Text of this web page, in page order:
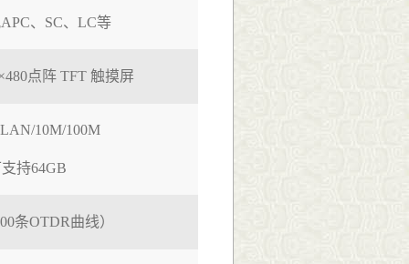
、SC、LC等
点阵 TFT 触摸屏
10M/100M
持64GB
条OTDR曲线）